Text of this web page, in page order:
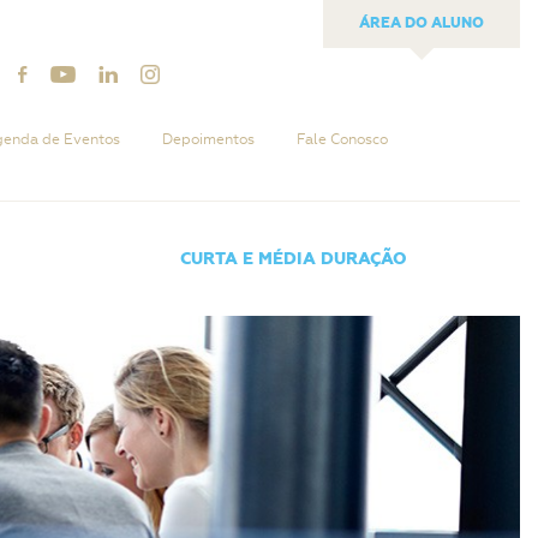
ÁREA DO ALUNO
de Eventos Depoimentos Fale Conosco
CURTA E MÉDIA DURAÇÃO